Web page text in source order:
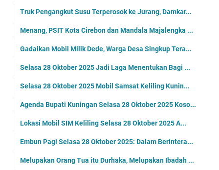
Truk Pengangkut Susu Terperosok ke Jurang, Damkar...
Menang, PSIT Kota Cirebon dan Mandala Majalengka ...
Gadaikan Mobil Milik Dede, Warga Desa Singkup Tera...
Selasa 28 Oktober 2025 Jadi Laga Menentukan Bagi ...
Selasa 28 Oktober 2025 Mobil Samsat Keliling Kunin...
Agenda Bupati Kuningan Selasa 28 Oktober 2025 Koso...
Lokasi Mobil SIM Keliling Selasa 28 Oktober 2025 A...
Embun Pagi Selasa 28 Oktober 2025: Dalam Berintera...
Melupakan Orang Tua itu Durhaka, Melupakan Ibadah ...